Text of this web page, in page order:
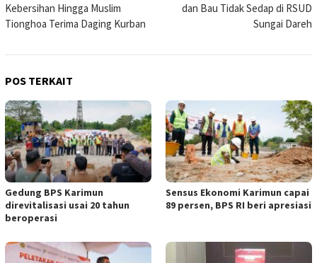
Kebersihan Hingga Muslim
Tionghoa Terima Daging Kurban
dan Bau Tidak Sedap di RSUD
Sungai Dareh
POS TERKAIT
Gedung BPS Karimun
direvitalisasi usai 20 tahun
beroperasi
Sensus Ekonomi Karimun capai
89 persen, BPS RI beri apresiasi